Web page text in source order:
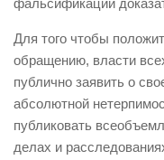
фальсификации
Для того чтобы
обращению, власти
публично заявить о
абсолютной
публиковать
делах и